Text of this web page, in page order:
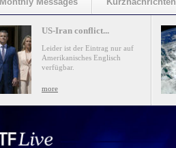
US-Iran conflict...
Leider ist der Eintrag nur auf
Amerikanisches Englisch
verfügbar.
more